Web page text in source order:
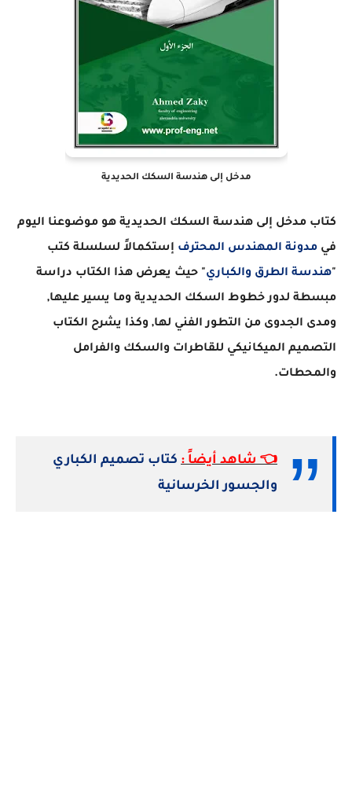
مدخل إلى هندسة السكك الحديدية
كتاب مدخل إلى هندسة السكك الحديدية هو موضوعنا اليوم
في مدونة المهندس المحترف إستكمالاً لسلسلة كتب
"هندسة الطرق والكباري" حيث يعرض هذا الكتاب دراسة
مبسطة لدور خطوط السكك الحديدية وما يسير عليها,
ومدى الجدوى من التطور الفني لها, وكذا يشرح الكتاب
التصميم الميكانيكي للقاطرات والسكك والفرامل
والمحطات.
👈 شاهد أيضاً : كتاب تصميم الكباري
والجسور الخرسانية